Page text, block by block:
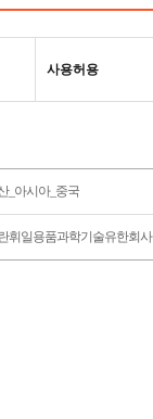
사용허용
_아시아_중국
휘일용품과학기술유한회사